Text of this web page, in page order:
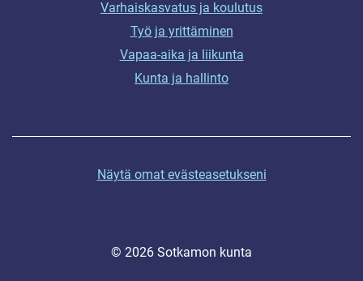
Varhaiskasvatus ja koulutus
Työ ja yrittäminen
Vapaa-aika ja liikunta
Kunta ja hallinto
Näytä omat evästeasetukseni
© 2026 Sotkamon kunta